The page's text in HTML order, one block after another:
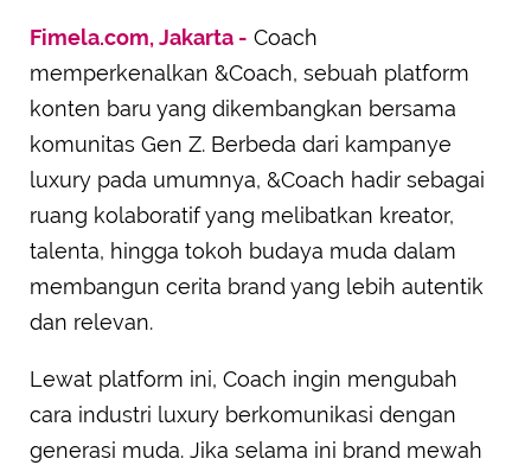
Fimela.com, Jakarta - Coach
memperkenalkan &Coach, sebuah platform
konten baru yang dikembangkan bersama
komunitas Gen Z. Berbeda dari kampanye
luxury pada umumnya, &Coach hadir sebagai
ruang kolaboratif yang melibatkan kreator,
talenta, hingga tokoh budaya muda dalam
membangun cerita brand yang lebih autentik
dan relevan.
Lewat platform ini, Coach ingin mengubah
cara industri luxury berkomunikasi dengan
generasi muda. Jika selama ini brand mewah